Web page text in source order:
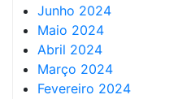
Junho 2024
Maio 2024
Abril 2024
Março 2024
Fevereiro 2024